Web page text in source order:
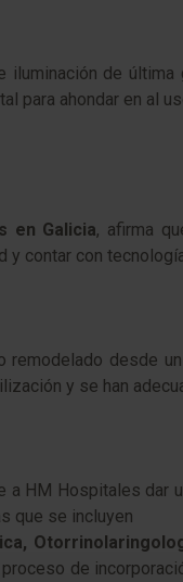
de
para ahondar en
en Galicia, afirma
contar con
desde
y se han
HM Hospitales
que se incluyen
de